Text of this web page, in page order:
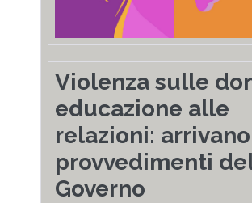
Violenza sulle
educazione alle
relazioni:
provvedimenti
Governo